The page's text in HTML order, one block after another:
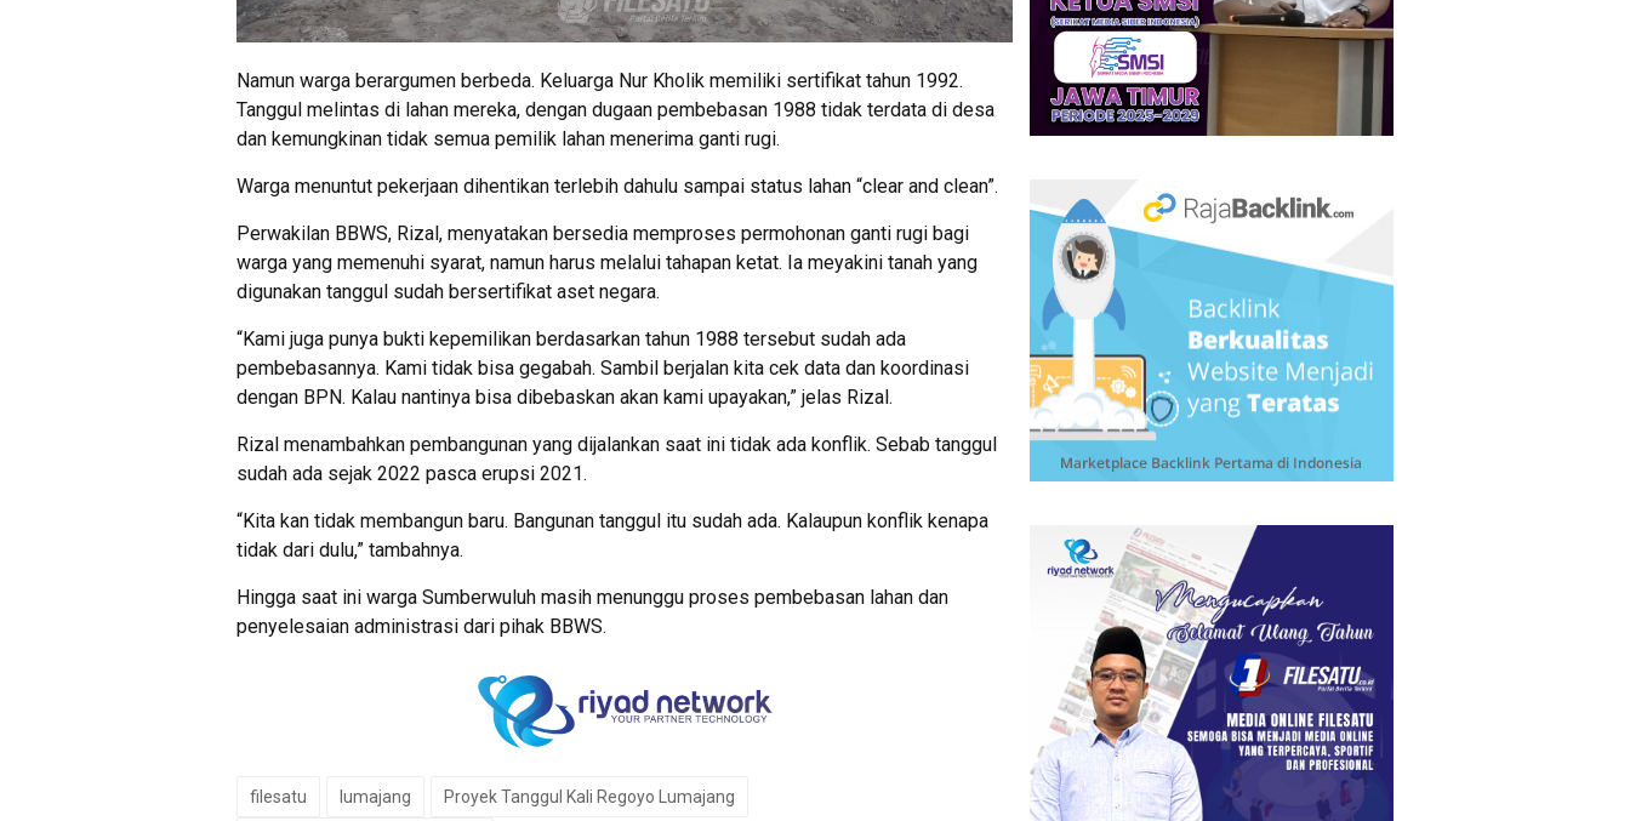
Namun warga berargumen berbeda. Keluarga Nur Kholik memiliki sertifikat tahun 1992.
Tanggul melintas di lahan mereka, dengan dugaan pembebasan 1988 tidak terdata di desa
dan kemungkinan tidak semua pemilik lahan menerima ganti rugi.
Warga menuntut pekerjaan dihentikan terlebih dahulu sampai status lahan “clear and clean”.
Perwakilan BBWS, Rizal, menyatakan bersedia memproses permohonan ganti rugi bagi
warga yang memenuhi syarat, namun harus melalui tahapan ketat. Ia meyakini tanah yang
digunakan tanggul sudah bersertifikat aset negara.
“Kami juga punya bukti kepemilikan berdasarkan tahun 1988 tersebut sudah ada
pembebasannya. Kami tidak bisa gegabah. Sambil berjalan kita cek data dan koordinasi
dengan BPN. Kalau nantinya bisa dibebaskan akan kami upayakan,” jelas Rizal.
Rizal menambahkan pembangunan yang dijalankan saat ini tidak ada konflik. Sebab tanggul
sudah ada sejak 2022 pasca erupsi 2021.
“Kita kan tidak membangun baru. Bangunan tanggul itu sudah ada. Kalaupun konflik kenapa
tidak dari dulu,” tambahnya.
Hingga saat ini warga Sumberwuluh masih menunggu proses pembebasan lahan dan
penyelesaian administrasi dari pihak BBWS.
filesatu lumajang Proyek Tanggul Kali Regoyo Lumajang